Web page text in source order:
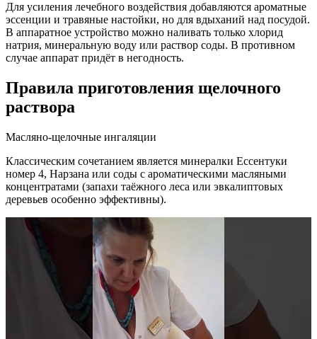
Для усиления лечебного воздействия добавляются ароматные
эссенции и травяные настойки, но для вдыханий над посудой.
В аппаратное устройство можно наливать только хлорид
натрия, минеральную воду или раствор соды. В противном
случае аппарат придёт в негодность.
Правила приготовления щелочного
раствора
Масляно-щелочные ингаляции
Классическим сочетанием является минералки Ессентуки
номер 4, Нарзана или соды с ароматическими масляными
концентратами (запахи таёжного леса или эвкалиптовых
деревьев особенно эффективны).